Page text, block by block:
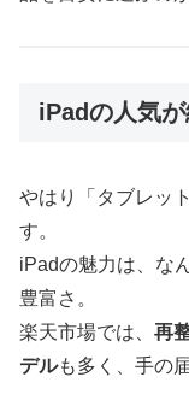
iPadの人気
やはり「タブレッ
す。
iPadの魅力は、な
豊富さ。
楽天市場では、 再
デルも多く、手の